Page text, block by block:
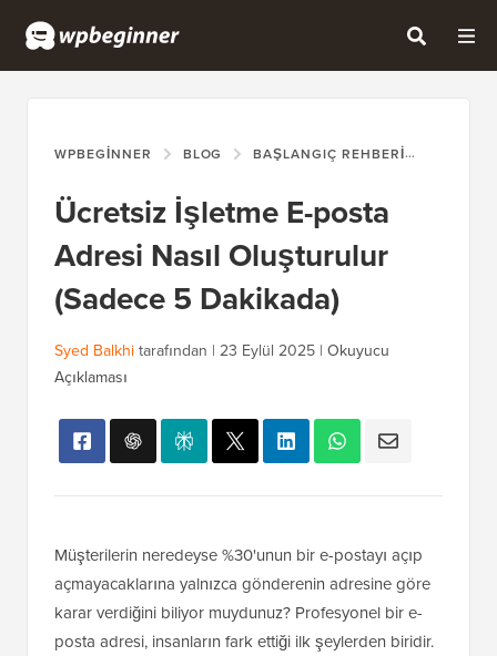
WPBEGINNER BLOG BAŞLANGIÇ REHBERI
Ücretsiz İşletme E-posta
Adresi Nasıl Oluşturulur
(Sadece 5 Dakikada)
Syed Balkhitarafından | 23 Eylül 2025 | Okuyucu
Açıklaması
Müşterilerin neredeyse %30'unun bir e-postayı açıp
açmayacaklarına yalnızca gönderenin adresine göre
karar verdiğini biliyor muydunuz? Profesyonel bir e-
posta adresi, insanların fark ettiği ilk şeylerden biridir.